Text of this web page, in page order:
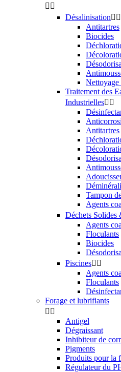
 
Désalinisation 
Antitartres
Biocides
Nettoyage
Traitement des
Industrielles 
Antitartres
Tampon
Agents
Déchets Solides
Agents
Floculants
Biocides
Piscines 
Agents
Floculants
Forage et lubrifiants
 
Antigel
Dégraissant
Inhibiteur de
Pigments
Produits pour la
Régulateur du